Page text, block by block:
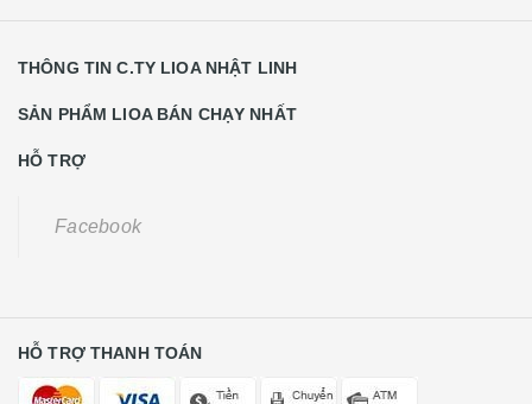
THÔNG TIN C.TY LIOA NHẬT LINH
SẢN PHẨM LIOA BÁN CHẠY NHẤT
HỖ TRỢ
Facebook
HỖ TRỢ THANH TOÁN